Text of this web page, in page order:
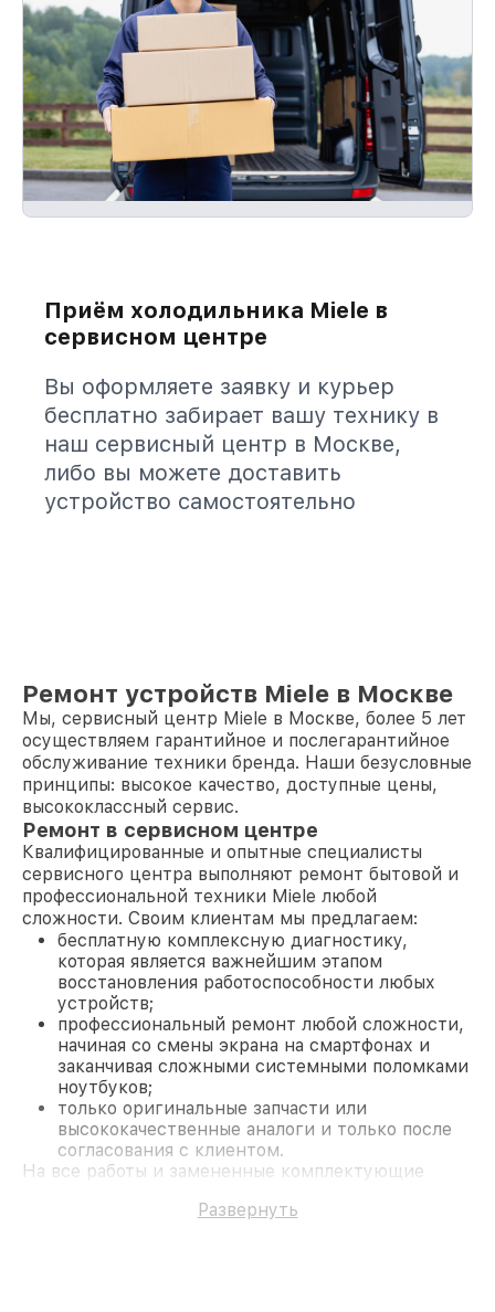
Приём холодильника Miele в
сервисном центре
Вы оформляете заявку и курьер
бесплатно забирает вашу технику в
наш сервисный центр в Москве,
либо вы можете доставить
устройство самостоятельно
Ремонт устройств Miele в Москве
Мы, сервисный центр Miele в Москве, более 5 лет
осуществляем гарантийное и послегарантийное
обслуживание техники бренда. Наши безусловные
принципы: высокое качество, доступные цены,
высококлассный сервис.
Ремонт в сервисном центре
Квалифицированные и опытные специалисты
сервисного центра выполняют ремонт бытовой и
профессиональной техники Miele любой
сложности. Своим клиентам мы предлагаем:
бесплатную комплексную диагностику,
которая является важнейшим этапом
восстановления работоспособности любых
устройств;
профессиональный ремонт любой сложности,
начиная со смены экрана на смартфонах и
заканчивая сложными системными поломками
ноутбуков;
только оригинальные запчасти или
высококачественные аналоги и только после
согласования с клиентом.
На все работы и замененные комплектующие
поломки по условиям гарантии, мы бесплатно
Развернуть